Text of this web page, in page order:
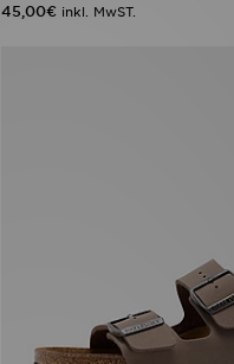
45,00€ inkl. MwST.